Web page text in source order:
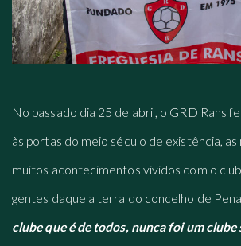
No passado dia 25 de abril, o GRD Rans
às portas do meio século de existência,
muitos acontecimentos vividos com o
gentes daquela terra do concelho de
clube que é de todos, nunca foi um